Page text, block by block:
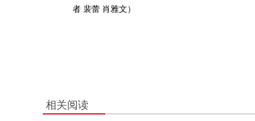
者 裴蕾 肖雅文）
相关阅读